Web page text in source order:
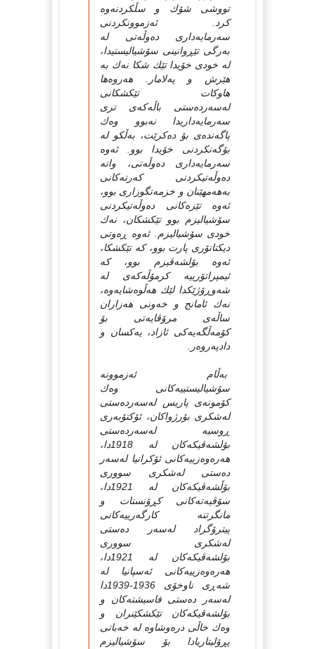
تووشی شۆك و سڵکردنه‌وه‌
کرد. ئه‌زموونکردنی
سه‌رمایه‌داری ده‌وڵه‌تی له‌
به‌رگی تێڕوانینی سۆشیالیستیدا،
له‌ خودی خۆیدا تێك شکا نه‌ك به‌
هێرش و په‌لامار. هه‌روه‌ها
هاوکات تێكشکانی
له‌سه‌رده‌ستی باڵه‌که‌ی تری
سه‌رمایه‌داریدا نه‌بوو وه‌ك
پاگه‌نده‌ی بۆ ده‌کرێت، به‌ڵکو له‌
بۆگه‌نکردنی خۆیدا بوو. ئه‌وه‌
سه‌رمایه‌داری ده‌وڵه‌تی، واته‌
ده‌وڵه‌تیکردنی که‌رته‌کانی
به‌هه‌مهێنان و خزمه‌تگوزاری بوو،
ئه‌وه‌ تێزه‌کانی ده‌وڵه‌تیکردنی
سۆشیالیزم بوو تێکشکان، نه‌ك
خودی سۆشیالیزم. ئه‌وه‌ ڕه‌وتی
دیکتاتۆری پارت بوو، که‌ تێکشکا،
ئه‌وه‌ بۆلشه‌ڤیزم بوو، که‌
ئیمپراتۆرییه کرمۆڵه‌که‌ی له‌
شه‌وڕۆژێکدا لێك هه‌ڵوه‌شایه‌وه‌،
نه‌ك ئامانج و خه‌ونی هه‌زاران
ساڵه‌ی مرۆڤایه‌تی بۆ
کۆمه‌ڵگه‌یه‌کی ئازاد، یه‌کسان و
دادپه‌روه‌ر.
به‌ڵام ئه‌زموونه‌
سۆشیالیستییه‌کانی وه‌ك
کۆمونه‌ی پاریس له‌سه‌رده‌ستی
له‌شکری بۆرژواکان، ئۆکتۆبه‌ری
ڕوسیه‌ له‌سه‌رده‌ستی
بۆلشه‌ڤیکه‌کان له‌ 1918دا،
هه‌ره‌وه‌زییه‌کانی ئۆکرانیا له‌سه‌ر
ده‌ستی له‌شکری سووری
بۆڵشه‌ڤیکه‌کان له‌ 1921دا،
سۆڤیه‌ته‌کانی کڕۆنستات و
مانگرتنه‌ کارگه‌رییه‌کانی
پیترۆگراد له‌سه‌ر ده‌ستی
له‌شکری سووری
بۆلشه‌ڤیکه‌کان له‌ 1921دا،
هه‌ره‌وه‌زییه‌کانی ئه‌سپانیا له‌
شه‌ڕی ناوخۆی 1936-1939دا
له‌سه‌ر ده‌ستی فاسیشته‌کان و
بۆلشه‌ڤیکه‌کان تێکشکێنران و
وه‌ك خاڵی دره‌وشاوه‌ له‌ خه‌باتی
پڕۆلیتاریادا بۆ سۆشیالیزم